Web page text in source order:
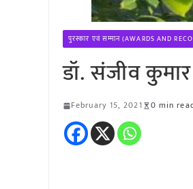
पुरस्कार एवं सम्मान (AWARDS AND
डॉ. संजीव
February 15, 2021 0 min